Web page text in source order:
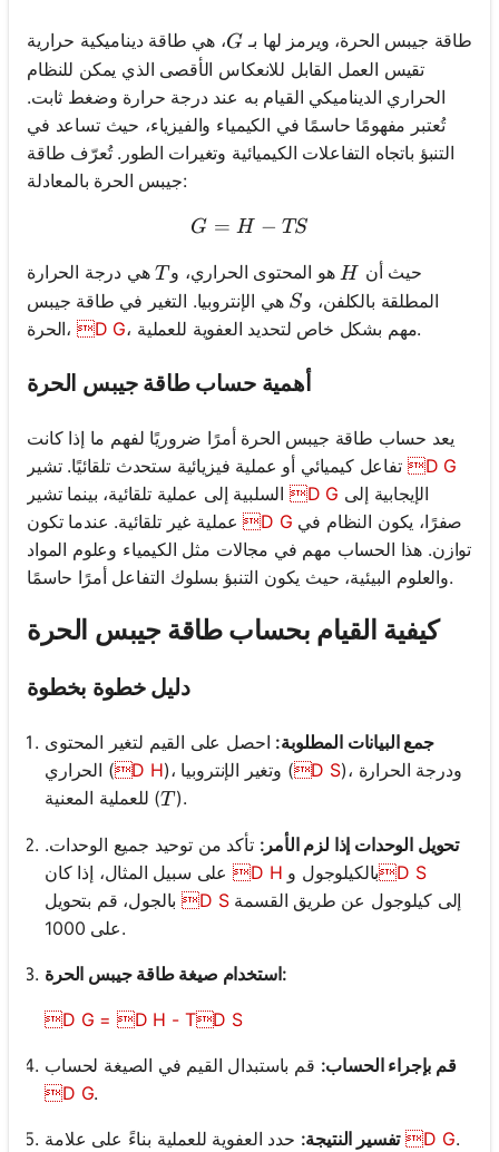
طاقة جيبس الحرة، ويرمز لها بـG
G، هي طاقة ديناميكية حرارية
تقيس العمل القابل للانعكاس الأقصى الذي يمكن للنظام
الحراري الديناميكي القيام به عند درجة حرارة وضغط ثابت.
تُعتبر مفهومًا حاسمًا في الكيمياء والفيزياء، حيث تساعد في
التنبؤ باتجاه التفاعلات الكيميائية وتغيرات الطور. تُعرّف طاقة
جيبس الحرة بالمعادلة:
G = H - TS
G = H − TS
حيث أن H
H هو المحتوى الحراري، وT
Tهي درجة الحرارة
المطلقة بالكلفن، وS
S هي الإنتروبيا. التغير في طاقة جيبس
الحرة، D G ، مهم بشكل خاص لتحديد العفوية للعملية.
أهمية حساب طاقة جيبس الحرة
يعد حساب طاقة جيبس الحرة أمرًا ضروريًا لفهم ما إذا كانت
تفاعل كيميائي أو عملية فيزيائية ستحدث تلقائيًا. تشير D G
D G
عملية غير تلقائية. عندما تكونD G
توازن. هذا الحساب مهم في مجالات مثل الكيمياء وعلوم المواد
والعلوم البيئية، حيث يكون التنبؤ بسلوك التفاعل أمرًا حاسمًا.
كيفية القيام بحساب طاقة جيبس الحرة
دليل خطوة بخطوة
جمع البيانات المطلوبة: احصل على القيم لتغير المحتوى
الحراري (D H )، وتغير الإنتروبيا (D S)، ودرجة الحرارة
(
T
T ) للعملية المعنية.
تحويل الوحدات إذا لزم الأمر: تأكد من توحيد جميع الوحدات.
على سبيل المثال، إذا كانD H بالكيلوجول وD S
بالجول، قم بتحويلD Sإلى كيلوجول عن طريق القسمة
على 1000.
استخدام صيغة طاقة جيبس الحرة:
D G = D H - TD S
قم بإجراء الحساب: قم باستبدال القيم في الصيغة لحساب
D G.
تفسير النتيجة:حدد العفوية للعملية بناءً على علامةD G.